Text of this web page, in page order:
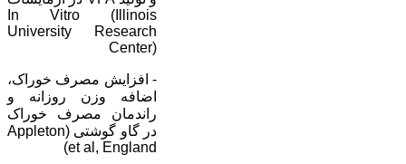
In Vitro (Illinois
University Research
Center)
- افزايش مصرف خوراک،
اضافه وزن روزانه و
راندمان مصرف خوراک
در گاو گوشتی (Appleton
et al, England)